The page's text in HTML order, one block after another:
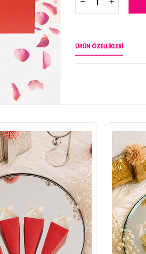
ÜRÜN ÖZELLIKLERI